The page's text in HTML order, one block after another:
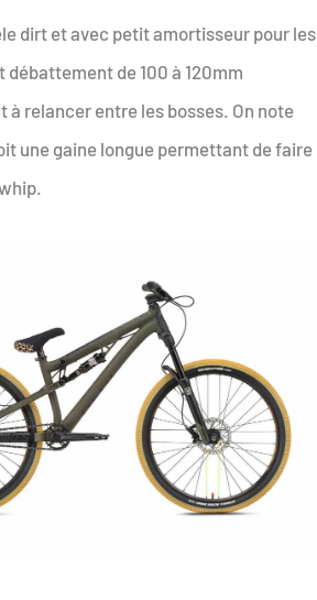
dirt et avec petit amortisseur pour les
débattement de 100 à 120mm
à relancer entre les bosses. On note
une gaine longue permettant de faire